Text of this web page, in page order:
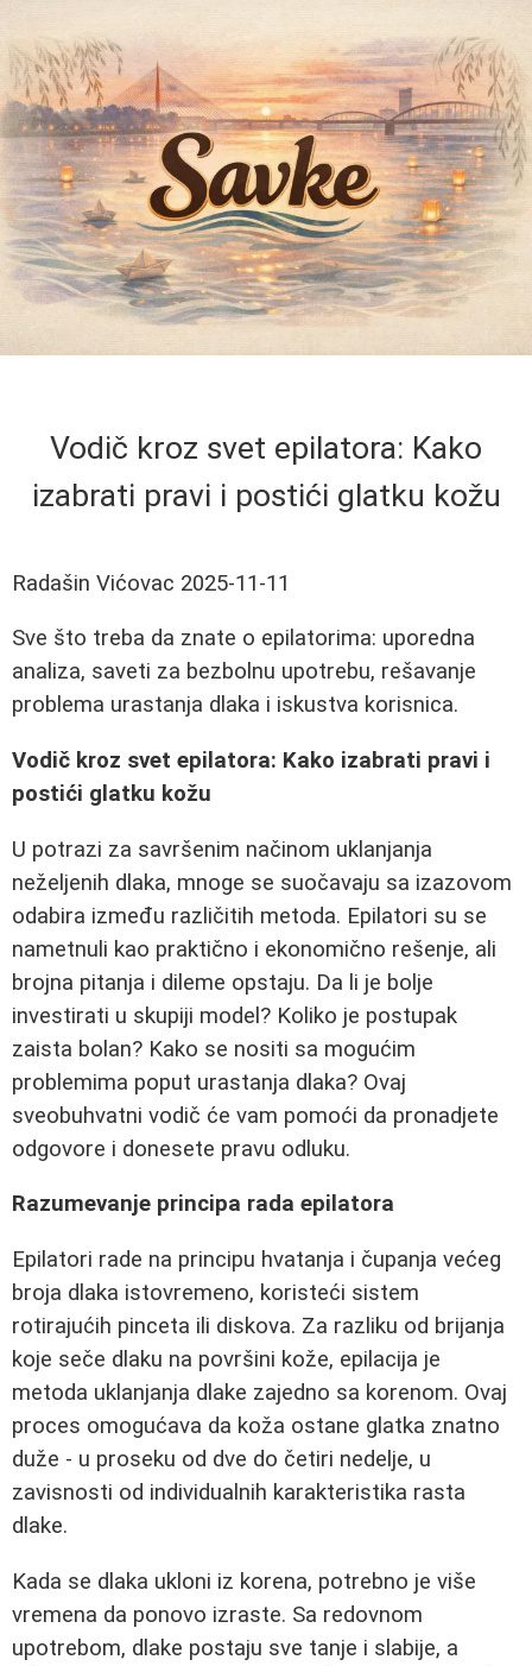
Vodič kroz svet epilatora: Kako
izabrati pravi i postići glatku kožu
Radašin Vićovac 2025-11-11
Sve što treba da znate o epilatorima: uporedna
analiza, saveti za bezbolnu upotrebu, rešavanje
problema urastanja dlaka i iskustva korisnica.
Vodič kroz svet epilatora: Kako izabrati pravi i
postići glatku kožu
U potrazi za savršenim načinom uklanjanja
neželjenih dlaka, mnoge se suočavaju sa izazovom
odabira između različitih metoda. Epilatori su se
nametnuli kao praktično i ekonomično rešenje, ali
brojna pitanja i dileme opstaju. Da li je bolje
investirati u skupiji model? Koliko je postupak
zaista bolan? Kako se nositi sa mogućim
problemima poput urastanja dlaka? Ovaj
sveobuhvatni vodič će vam pomoći da pronadjete
odgovore i donesete pravu odluku.
Razumevanje principa rada epilatora
Epilatori rade na principu hvatanja i čupanja većeg
broja dlaka istovremeno, koristeći sistem
rotirajućih pinceta ili diskova. Za razliku od brijanja
koje seče dlaku na površini kože, epilacija je
metoda uklanjanja dlake zajedno sa korenom. Ovaj
proces omogućava da koža ostane glatka znatno
duže - u proseku od dve do četiri nedelje, u
zavisnosti od individualnih karakteristika rasta
dlake.
Kada se dlaka ukloni iz korena, potrebno je više
vremena da ponovo izraste. Sa redovnom
upotrebom, dlake postaju sve tanje i slabije, a